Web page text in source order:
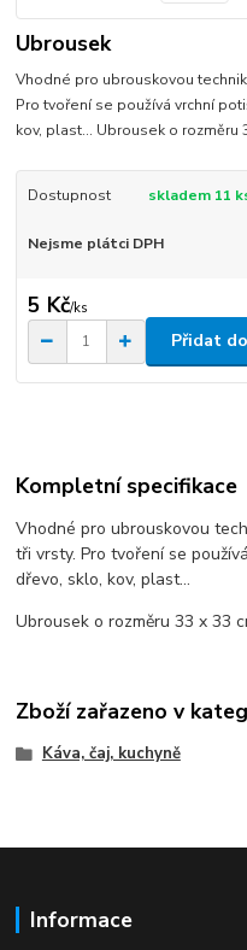
Ubrousek
Vhodné pro ubrouskovou
Pro tvoření se používá vrchní
kov, plast... Ubrousek o rozměru
Dostupnost skladem 11
Nejsme plátci DPH
5 Kč/ks
Přidat
Kompletní specifikace
Vhodné pro ubrouskovou
tři vrsty. Pro tvoření se
dřevo, sklo, kov, plast...
Ubrousek o rozměru 33 x 33
Zboží zařazeno v
Káva, čaj, kuchyně
Informace